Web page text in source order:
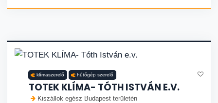
klímaszerelő hűtőgép szerelő
TOTEK KLÍMA- TÓTH ISTVÁN E.V.
Kiszállok egész Budapest területén